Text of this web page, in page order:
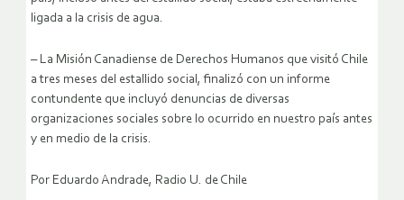
ligada a la crisis de agua.
– La Misión Canadiense de Derechos Humanos que visitó Chile
a tres meses del estallido social, finalizó con un informe
contundente que incluyó denuncias de diversas
organizaciones sociales sobre lo ocurrido en nuestro país antes
y en medio de la crisis.
Por Eduardo Andrade, Radio U. de Chile